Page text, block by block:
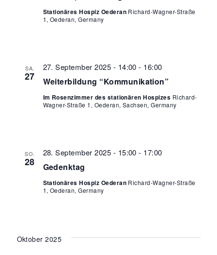
Stationäres Hospiz Oederan Richard-Wagner-Straße
1, Oederan, Germany
SA.
27 Weiterbildung “Kommunikation”
27. September 2025 - 14:00 - 16:00
Im Rosenzimmer des stationären Hospizes Richard-
Wagner-Straße 1, Oederan, Sachsen, Germany
SO.
28 Gedenktag
28. September 2025 - 15:00 - 17:00
Stationäres Hospiz Oederan Richard-Wagner-Straße
1, Oederan, Germany
Oktober 2025